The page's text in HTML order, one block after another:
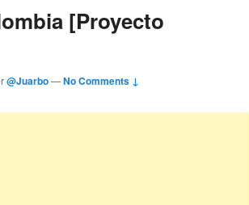
[Proyecto
@Juarbo—No Comments ↓